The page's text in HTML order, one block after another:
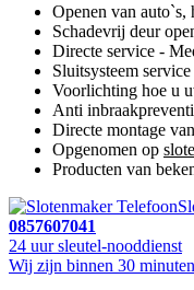
Openen van auto`s,
Schadevrij deur
Directe service -
Sluitsysteem service
Voorlichting hoe u
Anti
Directe montage
Opgenomen op
Producten van
0857607041
24 uur sleutel-nooddienst
Wij zijn binnen 30